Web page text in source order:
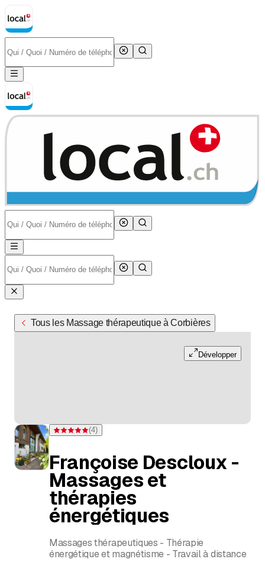
Tous les Massage thérapeutique à Corbières
Développer
Note 5 sur 5 étoiles pour 4 évaluations
(4)
Françoise Descloux -
Massages et
thérapies
énergétiques
Massages thérapeutiques - Thérapie
énergétique et magnétisme - Travail à distance